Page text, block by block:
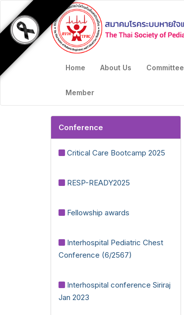
Home About Us Committee
Member
Conference
Critical Care Bootcamp 2025
RESP-READY2025
Fellowship awards
Interhospital Pediatric Chest
Conference (6/2567)
Interhospital conference Siriraj
Jan 2023